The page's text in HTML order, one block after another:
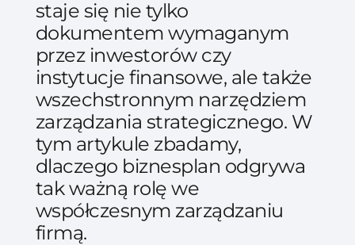
staje się nie tylko
dokumentem wymaganym
przez inwestorów czy
instytucje finansowe, ale także
wszechstronnym narzędziem
zarządzania strategicznego. W
tym artykule zbadamy,
dlaczego biznesplan odgrywa
tak ważną rolę we
współczesnym zarządzaniu
firmą.